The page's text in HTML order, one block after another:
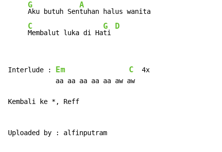
G
Aku butuh Sen
A
tuhan halus wanita
C
Membalut luka di Ha
G
ti
D
Interlude : Em C
  4x
            aa aa aa aa aa aw aw
Kembali ke *, Reff
Uploaded by : alfinputram